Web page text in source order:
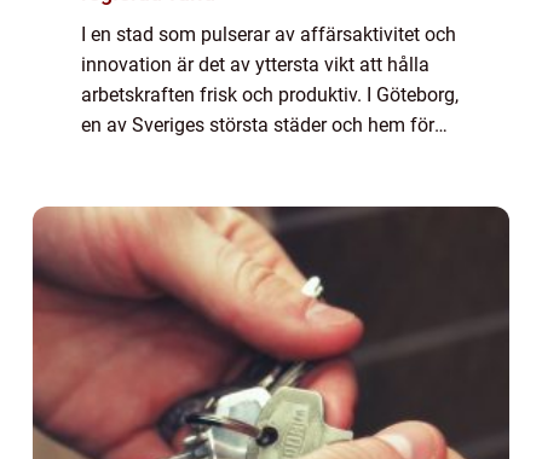
I en stad som pulserar av affärsaktivitet och
innovation är det av yttersta vikt att hålla
arbetskraften frisk och produktiv. I Göteborg,
en av Sveriges största städer och hem för